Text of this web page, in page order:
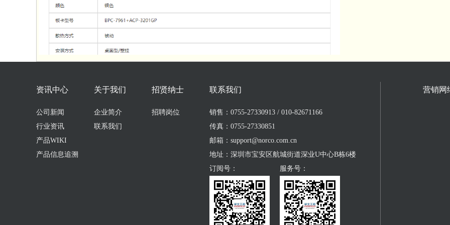
资讯中心
公司新闻
行业资讯
产品WIKI
产品信息追溯
关于我们
企业简介
联系我们
招贤纳士
招聘岗位
联系我们
销售：0755-27330913 / 010-82671166
传真：0755-27330851
邮箱：support@norco.com.cn
地址：深圳市宝安区航城街道深业U中心B栋6楼
订阅号：
服务号：
营销网